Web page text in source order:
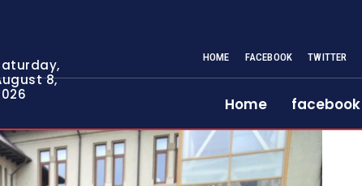
8,
HOME FACEBOOK TWITTER
Home facebook